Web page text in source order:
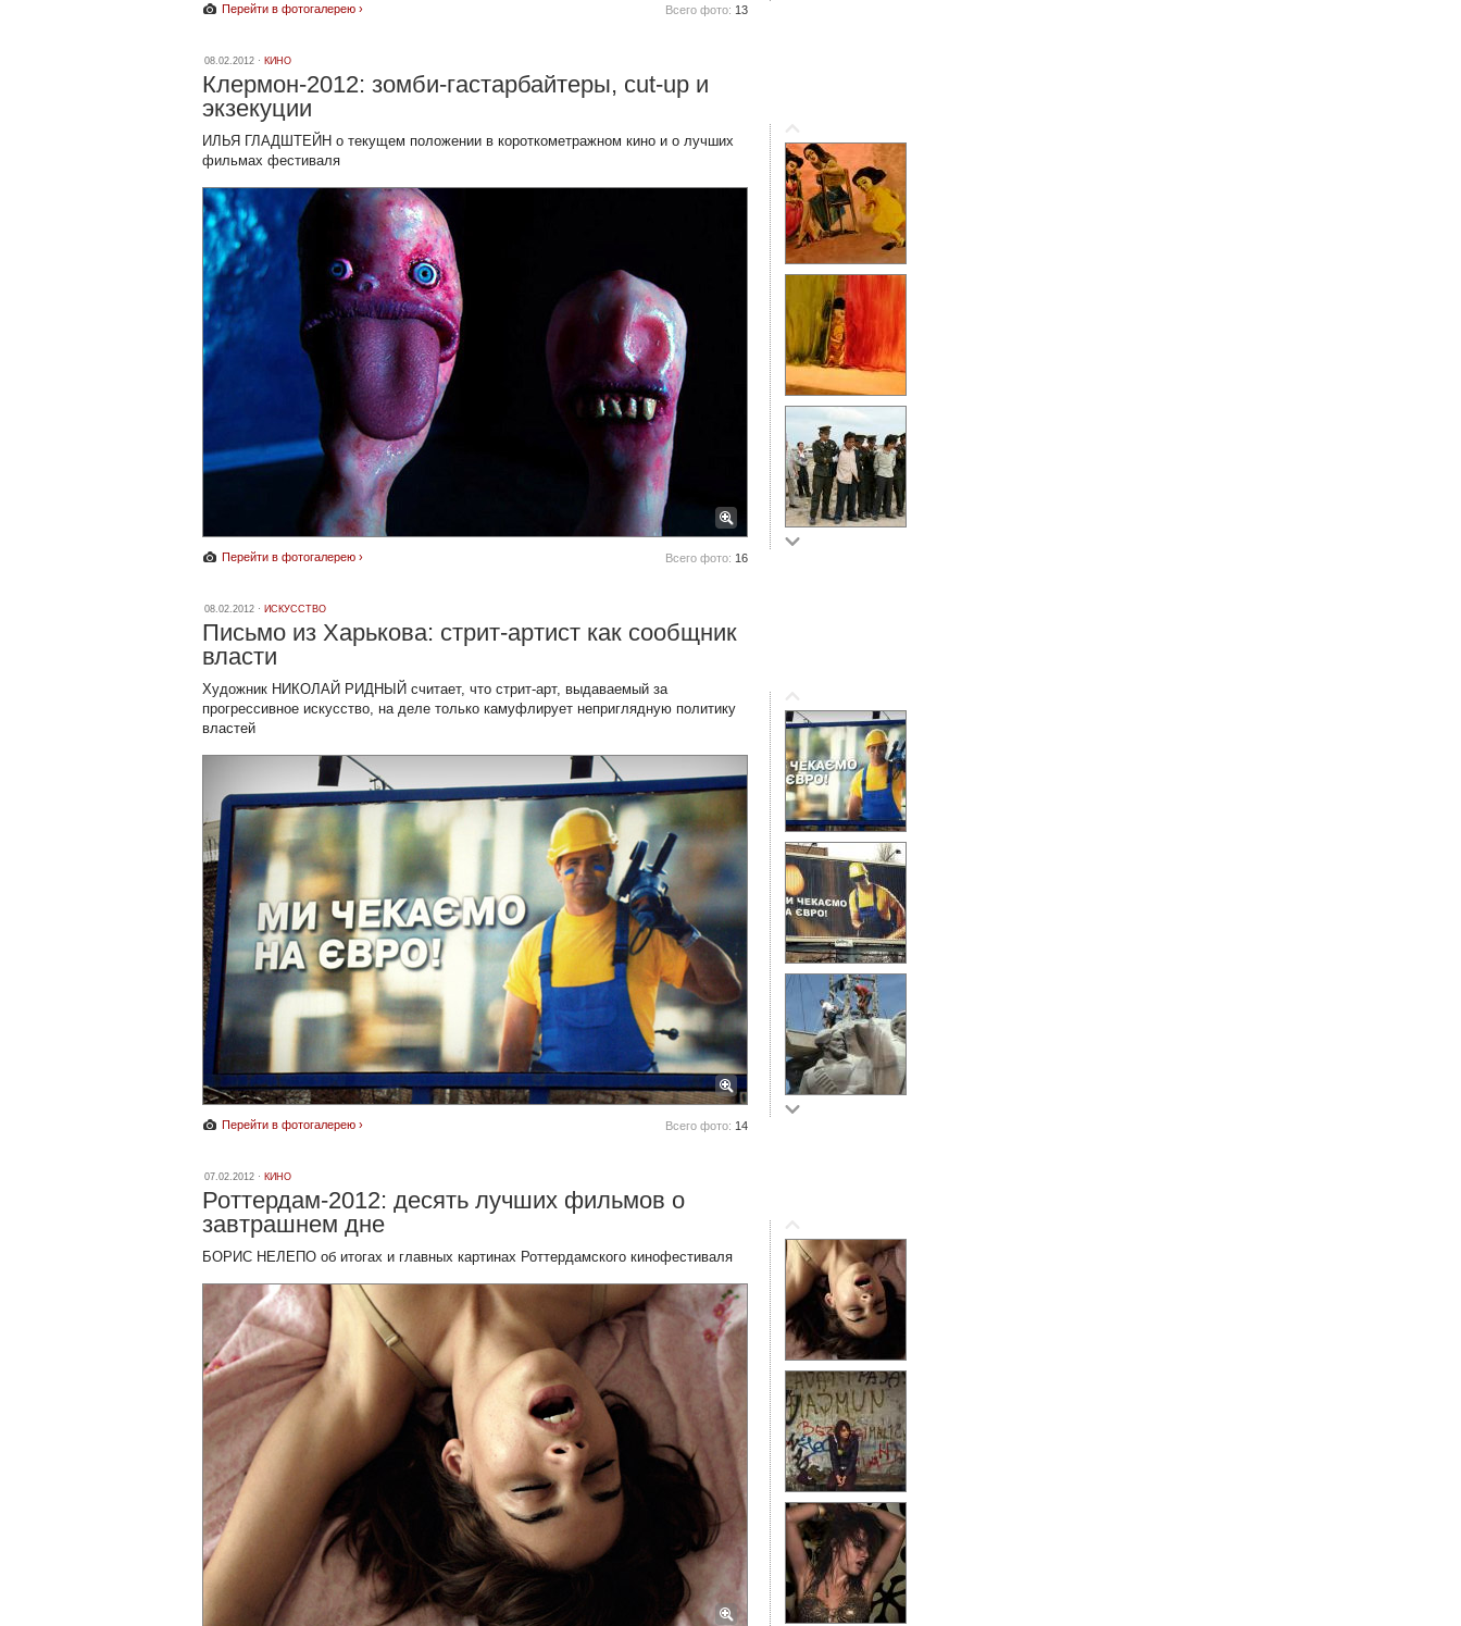
Перейти в фотогалерею › Всего фото: 13
08.02.2012 · КИНО
Клермон-2012: зомби-гастарбайтеры, cut-up и
экзекуции
ИЛЬЯ ГЛАДШТЕЙН о текущем положении в короткометражном кино и о лучших
фильмах фестиваля
Перейти в фотогалерею › Всего фото: 16
08.02.2012 · ИСКУССТВО
Письмо из Харькова: стрит-артист как сообщник
власти
Художник НИКОЛАЙ РИДНЫЙ считает, что стрит-арт, выдаваемый за
прогрессивное искусство, на деле только камуфлирует неприглядную политику
властей
Перейти в фотогалерею › Всего фото: 14
07.02.2012 · КИНО
Роттердам-2012: десять лучших фильмов о
завтрашнем дне
БОРИС НЕЛЕПО об итогах и главных картинах Роттердамского кинофестиваля